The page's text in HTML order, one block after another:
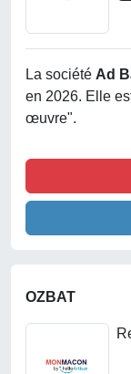
La société Ad
en 2026. Elle
œuvre".
OZBAT